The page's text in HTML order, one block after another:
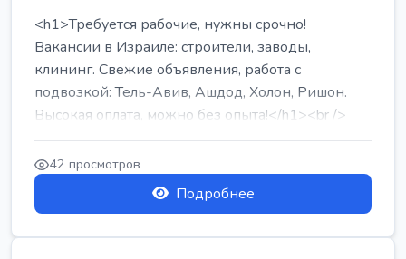
<h1>Требуется рабочие, нужны срочно!
Вакансии в Израиле: строители, заводы,
клининг. Свежие объявления, работа с
подвозкой: Тель-Авив, Ашдод, Холон, Ришон.
Высокая оплата, можно без опыта!</h1><br />
...
42 просмотров
Подробнее